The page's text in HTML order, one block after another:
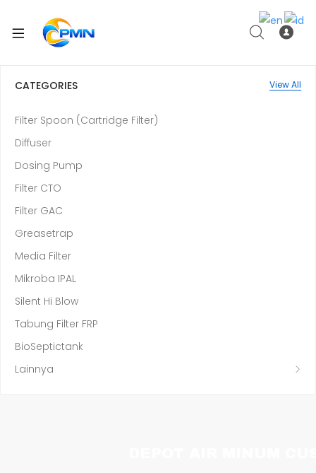
CATEGORIES View All
Filter Spoon (Cartridge Filter)
Diffuser
Dosing Pump
Filter CTO
Filter GAC
Greasetrap
Media Filter
Mikroba IPAL
Silent Hi Blow
Tabung Filter FRP
BioSeptictank
Lainnya